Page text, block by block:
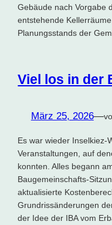
Gebäude nach Vorgabe
entstehende
Planungsstands der
Viel los in der
März 25, 2026—
Es war wieder Inselkiez-
Veranstaltungen, auf
konnten. Alles begann
Baugemeinschafts-
aktualisierte
Grundrissänderungen
der Idee der IBA vom